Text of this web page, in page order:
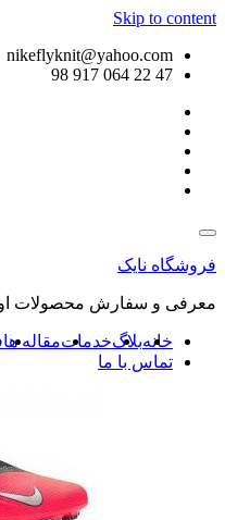
Skip to content
nikeflyknit@yahoo.com
47 22 064 917 98
فروشگاه نایک
معرفی و سفارش محصولات
خانهبلاگخدماتمقاله ها
تماس با ما